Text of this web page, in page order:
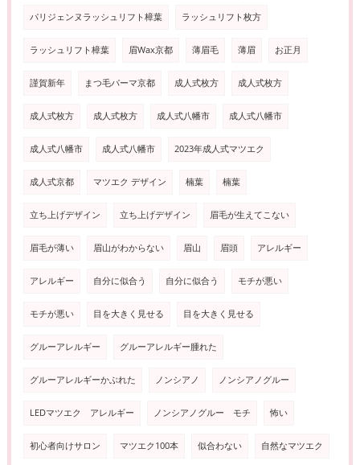
パリジェンヌラッシュリフト樟葉 ラッシュリフト枚方
ラッシュリフト樟葉 眉Wax京都 薄眉毛 薄眉 お正月
謹賀新年 まつ毛パーマ京都 成人式枚方 成人式枚方
成人式枚方 成人式枚方 成人式八幡市 成人式八幡市
成人式八幡市 成人式八幡市 2023年成人式マツエク
成人式京都 マツエク デザイン 楠葉 楠葉
立ち上げデザイン 立ち上げデザイン 眉毛が生えてこない
眉毛が薄い 眉山がわからない 眉山 眉頭 アレルギー
アレルギー 自分に似合う 自分に似合う モチが悪い
モチが悪い 目を大きく見せる 目を大きく見せる
グルーアレルギー グルーアレルギー腫れた
グルーアレルギーかぶれた ノンシアノ ノンシアノグルー
LEDマツエク アレルギー ノンシアノグルー モチ 怖い
初心者向けサロン マツエク100本 似合わない 自然なマツエク